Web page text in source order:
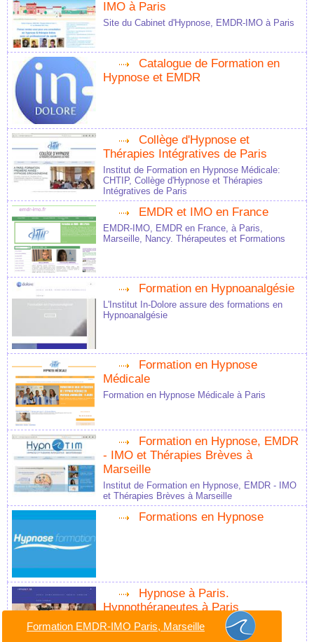
IMO à Paris
Site du Cabinet d'Hypnose, EMDR-IMO à Paris
Catalogue de Formation en
Hypnose et EMDR
Collège d'Hypnose et
Thérapies Intégratives de Paris
Institut de Formation en Hypnose Médicale:
CHTIP, Collège d'Hypnose et Thérapies
Intégratives de Paris
EMDR et IMO en France
EMDR-IMO, EMDR en France, à Paris,
Marseille, Nancy. Thérapeutes et Formations
Formation en Hypnoanalgésie
L'Institut In-Dolore assure des formations en
Hypnoanalgésie
Formation en Hypnose
Médicale
Formation en Hypnose Médicale à Paris
Formation en Hypnose, EMDR
- IMO et Thérapies Brèves à
Marseille
Institut de Formation en Hypnose, EMDR - IMO
et Thérapies Brèves à Marseille
Formations en Hypnose
Hypnose à Paris.
Hypnothérapeutes à Paris
Cabinet d'Hypnose à Paris
Formation EMDR-IMO Paris, Marseille